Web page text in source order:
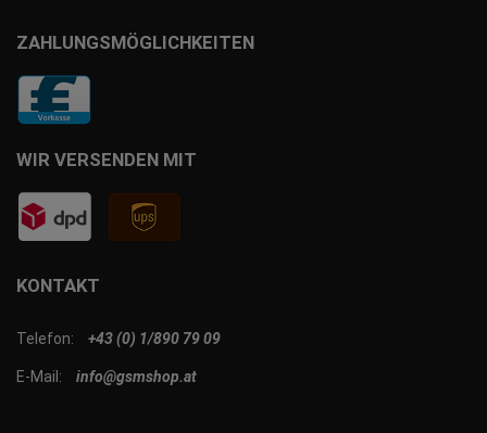
KONTAKT
Telefon: +43 (0) 1/890 79 09
E-Mail: info@gsmshop.at
ZAHLUNGSMÖGLICHKEITEN
WIR VERSENDEN MIT